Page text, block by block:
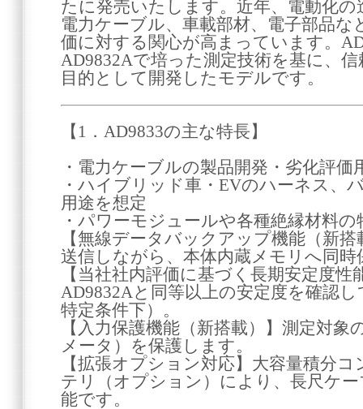
たに発売いたします。近年、電動化
電力ケーブル、車載部材、電子部品な
価に対する関心が高まっています。
AD9832Aで培った測定技術を基に、
目的として開発したモデルです。
【1．AD9833の主な特長】
・電力ケーブルの製品開発・劣化評価
・ハイブリッド車・EVのハーネス、
用途を想定
・パワーモジュールや各種絶縁材料
【無線データバックアップ機能（新
送信しながら、本体内蔵メモリへ同時
【当社社内評価に基づく長期安定度性
AD9832Aと同等以上の安定度を確認
特定条件下）。
【入力保護機能（新搭載）】測定対象
メータ）を保護します。
【拡張オプション対応】大容量積分
テリ（オプション）により、長尺ケ
能です。